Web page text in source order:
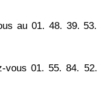
au 01. 48. 39. 53.
vous 01. 55. 84. 52.